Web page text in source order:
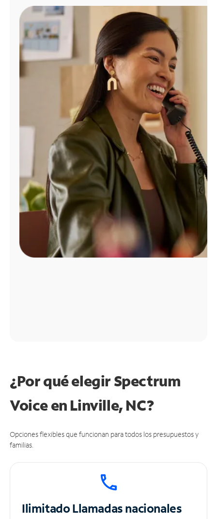
Administrar
cuenta
Encuentra
tienda
¿Por qué elegir Spectrum
Voice en Linville, NC?
Opciones flexibles que funcionan para todos los presupuestos y
familias.
IlimitadoLlamadas nacionales